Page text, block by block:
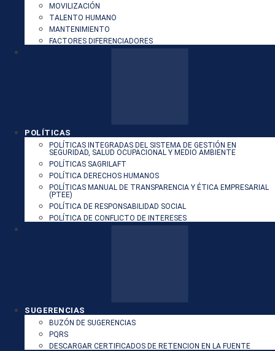
MOVILIZACIÓN
TALENTO HUMANO
MANTENIMIENTO
FACTORES DIFERENCIADORES
POLÍTICAS
POLÍTICAS INTEGRADAS DEL SISTEMA DE GESTIÓN EN
SEGURIDAD, SALUD OCUPACIONAL Y MEDIO AMBIENTE
POLÍTICAS SAGRILAFT
POLÍTICA DERECHOS HUMANOS
POLÍTICAS MANUAL DE TRANSPARENCIA Y ÉTICA EMPRESARIAL
(PTEE)
POLÍTICA DE RESPONSABILIDAD SOCIAL
POLÍTICA DE CONFLICTO DE INTERESES
SUGERENCIAS
BUZÓN DE SUGERENCIAS
PQRS
DESCARGAR CERTIFICADOS DE RETENCION EN LA FUENTE